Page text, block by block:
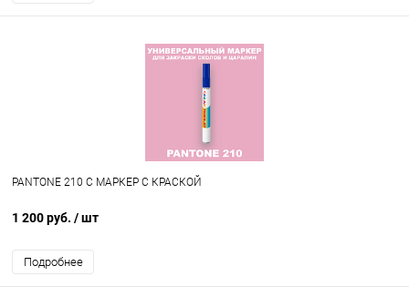
PANTONE 210 C МАРКЕР С КРАСКОЙ
1 200 руб. / шт
Подробнее